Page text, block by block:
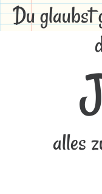
Du glaubst
alles